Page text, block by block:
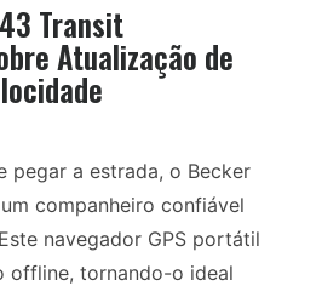
Transit
Atualização de
pegar a estrada, o Becker
companheiro confiável
navegador GPS portátil
offline, tornando-o ideal